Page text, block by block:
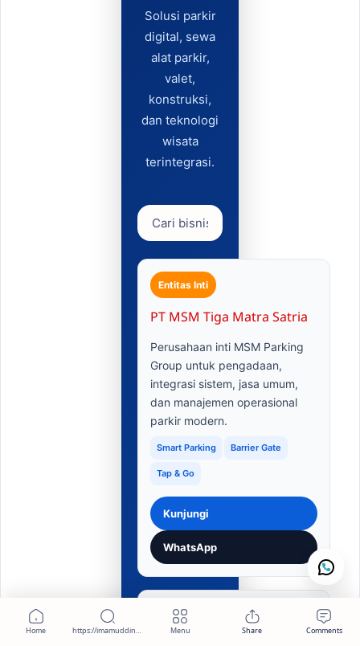
Solusi parkir
digital, sewa
alat parkir,
valet,
konstruksi,
dan teknologi
wisata
terintegrasi.
Entitas Inti
PT MSM Tiga Matra Satria
Perusahaan inti MSM Parking
Group untuk pengadaan,
integrasi sistem, jasa umum,
dan manajemen operasional
parkir modern.
Smart Parking Barrier Gate
Tap & Go
Kunjungi
WhatsApp
Software & Hardware